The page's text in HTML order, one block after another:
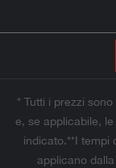
* Tutti i prezzi
e, se applicabile,
indicato.**I tempi
applicano